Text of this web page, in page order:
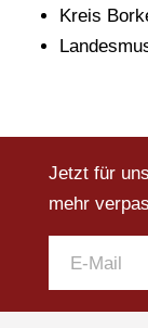
Kreis
Jetzt für
mehr